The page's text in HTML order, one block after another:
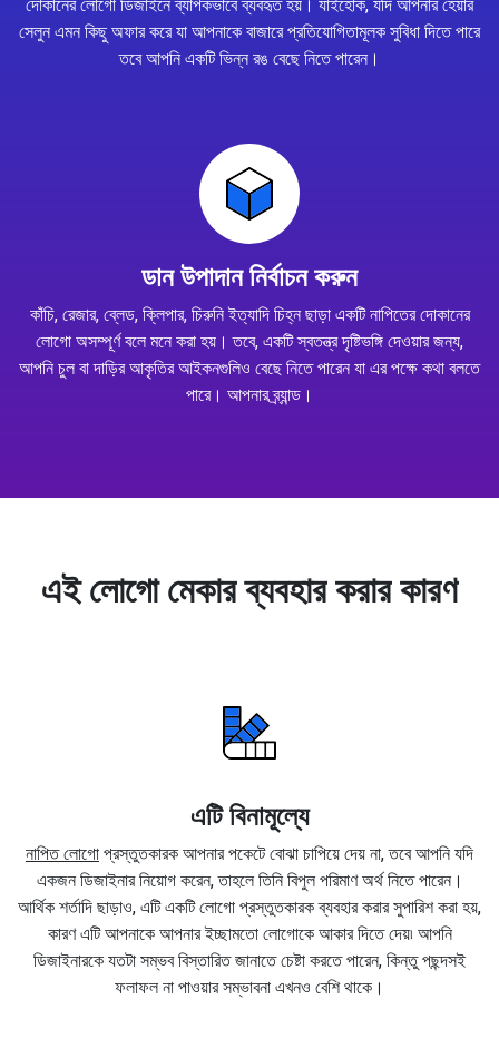
দোকানের লোগো ডিজাইনে ব্যাপকভাবে ব্যবহৃত হয়। যাইহোক, যদি আপনার হেয়ার
সেলুন এমন কিছু অফার করে যা আপনাকে বাজারে প্রতিযোগিতামূলক সুবিধা দিতে পারে
তবে আপনি একটি ভিন্ন রঙ বেছে নিতে পারেন।
ডান উপাদান নির্বাচন করুন
কাঁচি, রেজার, ব্লেড, ক্লিপার, চিরুনি ইত্যাদি চিহ্ন ছাড়া একটি নাপিতের দোকানের
লোগো অসম্পূর্ণ বলে মনে করা হয়। তবে, একটি স্বতন্ত্র দৃষ্টিভঙ্গি দেওয়ার জন্য,
আপনি চুল বা দাড়ির আকৃতির আইকনগুলিও বেছে নিতে পারেন যা এর পক্ষে কথা বলতে
পারে। আপনার ব্র্যান্ড।
এই লোগো মেকার ব্যবহার করার কারণ
এটি বিনামূল্যে
নাপিত লোগো প্রস্তুতকারক আপনার পকেটে বোঝা চাপিয়ে দেয় না, তবে আপনি যদি
একজন ডিজাইনার নিয়োগ করেন, তাহলে তিনি বিপুল পরিমাণ অর্থ নিতে পারেন।
আর্থিক শর্তাদি ছাড়াও, এটি একটি লোগো প্রস্তুতকারক ব্যবহার করার সুপারিশ করা হয়,
কারণ এটি আপনাকে আপনার ইচ্ছামতো লোগোকে আকার দিতে দেয়৷ আপনি
ডিজাইনারকে যতটা সম্ভব বিস্তারিত জানাতে চেষ্টা করতে পারেন, কিন্তু পছন্দসই
ফলাফল না পাওয়ার সম্ভাবনা এখনও বেশি থাকে।